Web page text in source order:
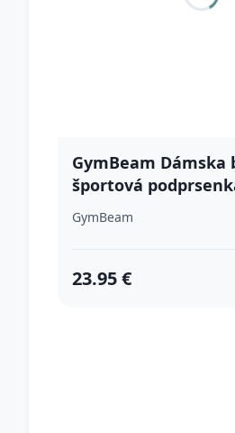
GymBeam Dámska
športová
Black S
GymBeam
23.95 €